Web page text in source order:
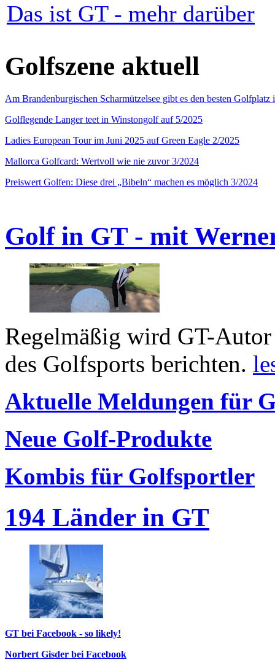
Das ist GT - mehr darüber
Golfszene aktuell
Am Brandenburgischen Scharmützelsee gibt es den besten
Golflegende Langer teet in Winstongolf auf 5/2025
Ladies European Tour im Juni 2025 auf Green Eagle 2/2025
Mallorca Golfcard: Wertvoll wie nie zuvor 3/2024
Preiswert Golfen: Diese drei „Bibeln“ machen es möglich 3/2024
Golf in GT - mit
Regelmäßig wird GT-
des Golfsports berichten.
Aktuelle Meldungen für
Neue Golf-Produkte
Kombis für Golfsportler
194 Länder in GT
GT bei Facebook - so likely!
Norbert Gisder bei Facebook